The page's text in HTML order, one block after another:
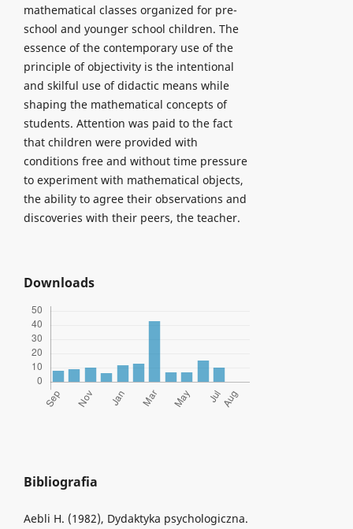
mathematical classes organized for pre-
school and younger school children. The
essence of the contemporary use of the
principle of objectivity is the intentional
and skilful use of didactic means while
shaping the mathematical concepts of
students. Attention was paid to the fact
that children were provided with
conditions free and without time pressure
to experiment with mathematical objects,
the ability to agree their observations and
discoveries with their peers, the teacher.
Downloads
Bibliografia
Aebli H. (1982), Dydaktyka psychologiczna.